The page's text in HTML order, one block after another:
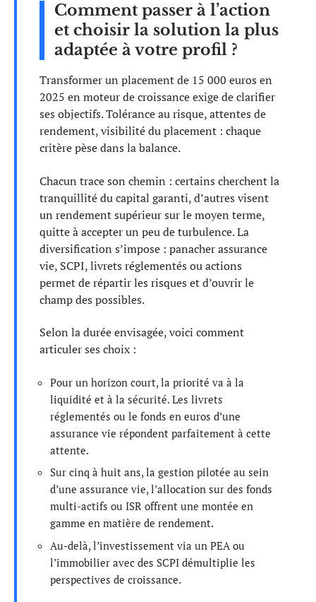
Comment passer à l’action
et choisir la solution la plus
adaptée à votre profil ?
Transformer un placement de 15 000 euros en
2025 en moteur de croissance exige de clarifier
ses objectifs. Tolérance au risque, attentes de
rendement, visibilité du placement : chaque
critère pèse dans la balance.
Chacun trace son chemin : certains cherchent la
tranquillité du capital garanti, d’autres visent
un rendement supérieur sur le moyen terme,
quitte à accepter un peu de turbulence. La
diversification s’impose : panacher assurance
vie, SCPI, livrets réglementés ou actions
permet de répartir les risques et d’ouvrir le
champ des possibles.
Selon la durée envisagée, voici comment
articuler ses choix :
Pour un horizon court, la priorité va à la
liquidité et à la sécurité. Les livrets
réglementés ou le fonds en euros d’une
assurance vie répondent parfaitement à cette
attente.
Sur cinq à huit ans, la gestion pilotée au sein
d’une assurance vie, l’allocation sur des fonds
multi-actifs ou ISR offrent une montée en
gamme en matière de rendement.
Au-delà, l’investissement via un PEA ou
l’immobilier avec des SCPI démultiplie les
perspectives de croissance.